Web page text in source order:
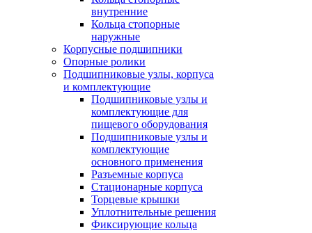
внутренние
Кольца стопорные
наружные
Корпусные подшипники
Опорные ролики
Подшипниковые узлы, корпуса
и комплектующие
Подшипниковые узлы и
комплектующие для
пищевого оборудования
Подшипниковые узлы и
комплектующие
основного применения
Разъемные корпуса
Стационарные корпуса
Торцевые крышки
Уплотнительные решения
Фиксирующие кольца